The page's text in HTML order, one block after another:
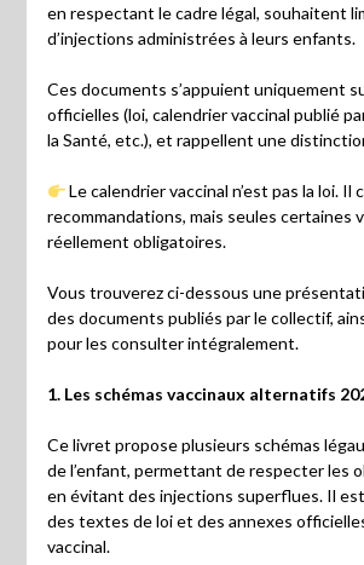
en respectant le cadre légal, souhaitent
d’injections administrées à leurs enfants.
Ces documents s’appuient uniquement
officielles (loi, calendrier vaccinal publié
la Santé, etc.), et rappellent une
Le calendrier vaccinal n’est pas la loi. Il
recommandations, mais seules certaines
réellement obligatoires.
Vous trouverez ci-dessous une
des documents publiés par le collectif,
pour les consulter intégralement.
1. Les schémas vaccinaux alternatifs
Ce livret propose plusieurs schémas
de l’enfant, permettant de respecter les
en évitant des injections superflues. Il
des textes de loi et des annexes
vaccinal.